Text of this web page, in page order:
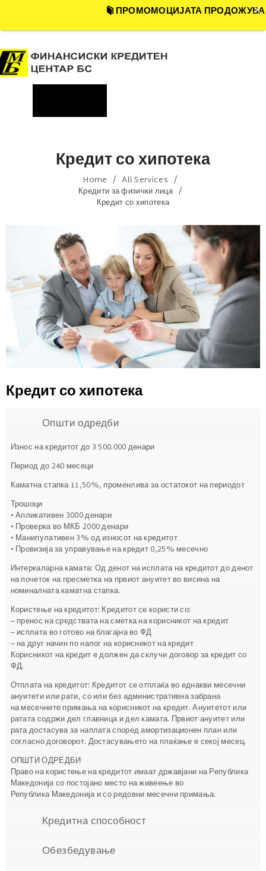
Кредит со хипотека
Home
All Services
Кредити за физички лица
Кредит со хипотека
ЗА НАС
ONE ID
ФАКТОРИНГ
ГАРАНЦИИ
ПОЛИТИКА НА
ПРИВАТНОСТ
Кредит со хипотека
Општи одредби
Износ на кредитот до 3 500.000 денари
Период до 240 месеци
Каматна стапка 11,50%, променлива за остатокот на периодот
Трошоци
• Апликативен 3000 денари
• Проверка во МКБ 2000 денари
• Манипулативен 3% од износот на кредитот
• Провизија за управување на кредит 0,25% месечно
Интеркаларна камата: Од денот на исплата на кредитот до денот
на почеток на пресметка на првиот ануитет во висина на
номиналната каматна стапка.
Користење на кредитот: Кредитот се користи со:
– пренос на средствата на сметка на корисникот на кредит
– исплата во готово на благајна во ФД
– на друг начин по налог на корисникот на кредит
Корисникот на кредит е должен да склучи договор за кредит со
ФД.
Отплата на кредитот: Кредитот се отплаќа во еднакви месечни
ануитети или рати, со или без административна забрана
на месечните примања на корисникот на кредит. Ануитетот или
ратата содржи дел главница и дел камата. Првиот ануитет или
рата достасува за наплата според амортизационен план или
согласно договорот. Достасувањето на плаќање е секој месец.
ОПШТИ ОДРЕДБИ
Право на користење на кредитот имаат државјани на Република
Македонија со постојано место на живеење во
Република Македонија и со редовни месечни примања.
Кредитна способност
Обезбедување
ПРОМОМОЦИЈАТА ПРОДОЖУВА